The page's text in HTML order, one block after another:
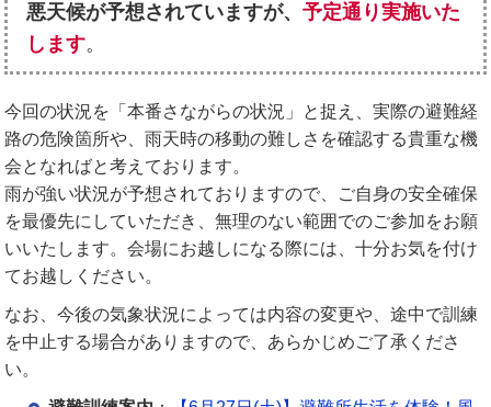
悪天候が予想されていますが、予定通り実施いた
します。
今回の状況を「本番さながらの状況」と捉え、実際の避難経
路の危険箇所や、雨天時の移動の難しさを確認する貴重な機
会となればと考えております。
雨が強い状況が予想されておりますので、ご自身の安全確保
を最優先にしていただき、無理のない範囲でのご参加をお願
いいたします。会場にお越しになる際には、十分お気を付け
てお越しください。
なお、今後の気象状況によっては内容の変更や、途中で訓練
を中止する場合がありますので、あらかじめご了承くださ
い。